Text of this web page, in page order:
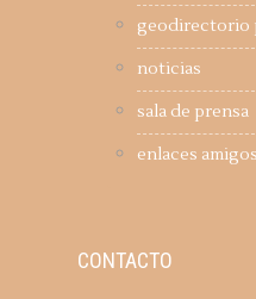
geodirectorio
noticias
sala de prensa
enlaces amigos
CONTACTO